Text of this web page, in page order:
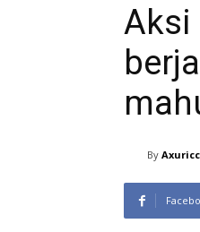
Aksi
By